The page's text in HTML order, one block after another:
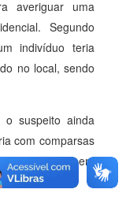
averiguar uma
Segundo
indivíduo teria
no local, sendo
suspeito ainda
com comparsas
em seguida em